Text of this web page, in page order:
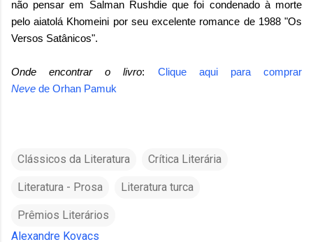
não pensar em Salman Rushdieque foi condenado à morte
pelo aiatolá Khomeini por seu excelente romance de 1988 "Os
Versos Satânicos".
Onde encontrar o livro: Clique aqui para comprar
Neve de Orhan Pamuk
Clássicos da Literatura Crítica Literária
Literatura - Prosa Literatura turca
Prêmios Literários
Alexandre Kovacs